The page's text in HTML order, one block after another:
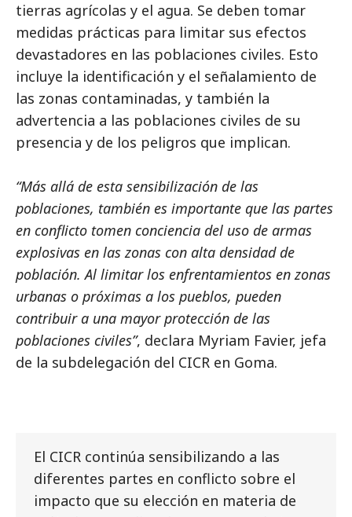
tierras agrícolas y el agua. Se deben tomar
medidas prácticas para limitar sus efectos
devastadores en las poblaciones civiles. Esto
incluye la identificación y el señalamiento de
las zonas contaminadas, y también la
advertencia a las poblaciones civiles de su
presencia y de los peligros que implican.
“Más allá de esta sensibilización de las
poblaciones, también es importante que las partes
en conflicto tomen conciencia del uso de armas
explosivas en las zonas con alta densidad de
población. Al limitar los enfrentamientos en zonas
urbanas o próximas a los pueblos, pueden
contribuir a una mayor protección de las
poblaciones civiles”, declara Myriam Favier, jefa
de la subdelegación del CICR en Goma.
El CICR continúa sensibilizando a las
diferentes partes en conflicto sobre el
impacto que su elección en materia de